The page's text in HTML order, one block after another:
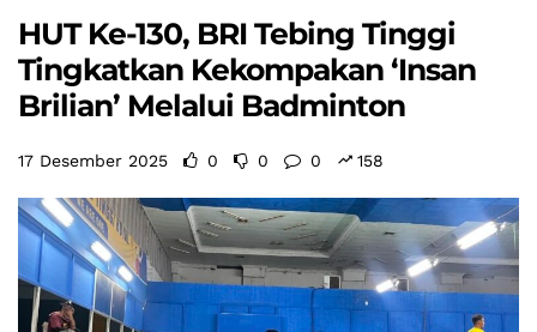
HUT Ke-130, BRI Tebing Tinggi
Tingkatkan Kekompakan ‘Insan
Brilian’ Melalui Badminton
17 Desember 2025 0 0 0 158